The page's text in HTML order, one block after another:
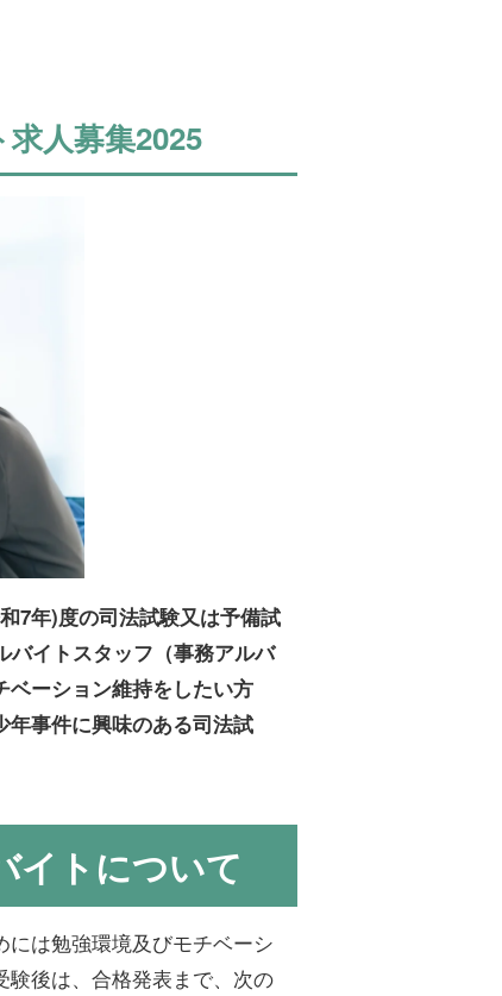
人募集2025
7年)度の司法試験又は予備試
バイトスタッフ（事務アルバ
ベーション維持をしたい方
年事件に興味のある司法試
イトについて
は勉強環境及びモチベーシ
験後は、合格発表まで、次の